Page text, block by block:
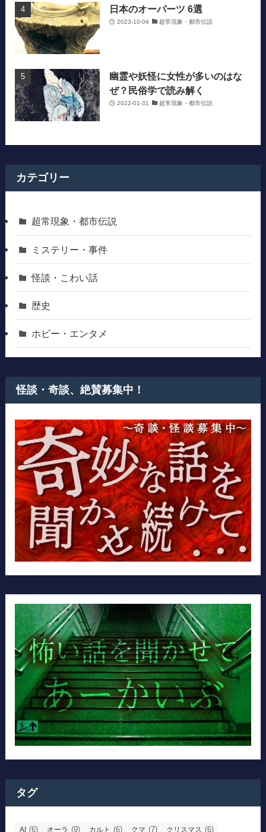
日本のオーパーツ 6選
2023-10-04 超常現象・都市伝説
幽霊や妖怪に女性が多いのはな
ぜ？民俗学で読み解く
2022-01-31 超常現象・都市伝説
カテゴリー
超常現象・都市伝説
ミステリー・事件
怪談・こわい話
歴史
ホビー・エンタメ
怪談・奇談、絶賛募集中！
タグ
AI (6) オーラ (9) カルト (6) クマ (7) クリスマス (6)